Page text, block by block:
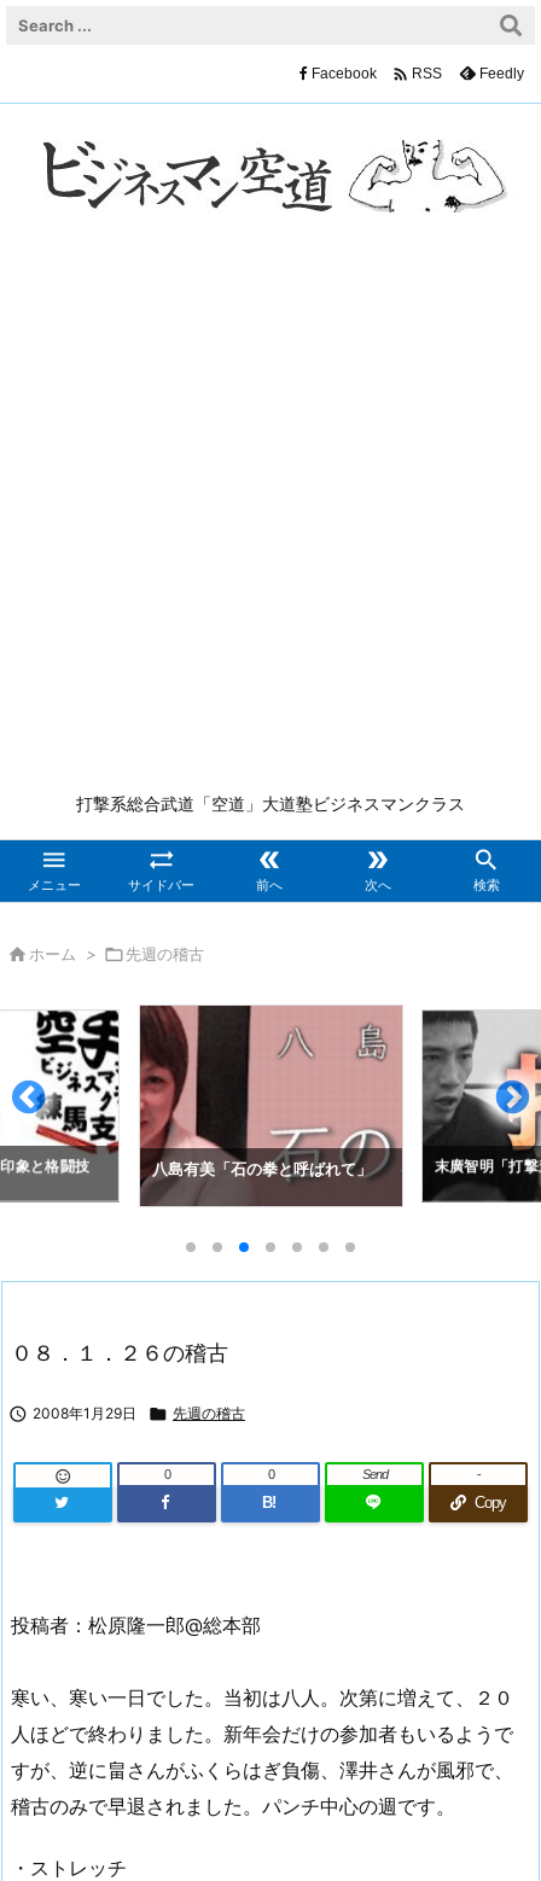
打撃系総合武道「空道」大道塾ビジネスマンクラス

メニュー

サイドバー

前へ

次へ

検索
Facebook  RSS Feedly
 ホーム > 先週の稽古
象と格闘技 八島有美「石の拳と呼ばれて」 末廣智明「打
０８．１．２６の稽古
 2008年1月29日  先週の稽古
 0
B!
0 Send
Copy
-
投稿者：松原隆一郎@総本部
寒い、寒い一日でした。当初は八人。次第に増えて、２０
人ほどで終わりました。新年会だけの参加者もいるようで
すが、逆に畠さんがふくらはぎ負傷、澤井さんが風邪で、
稽古のみで早退されました。パンチ中心の週です。
・ストレッチ